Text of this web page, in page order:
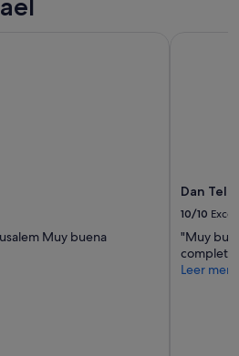
Muy buena
Dan Tel
10/10
"Muy
completo
Leer